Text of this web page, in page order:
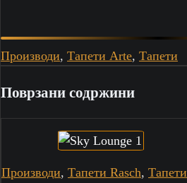
Производи, Тапети Arte, Тапети
Поврзани содржини
Производи, Тапети Rasch, Тапети